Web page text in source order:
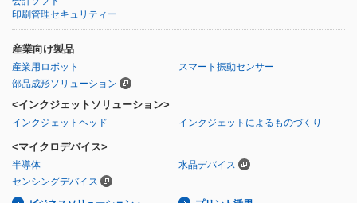
印刷管理セキュリティー
産業向け製品
産業用ロボット
スマート振動センサー
部品成形ソリューション
<インクジェットソリューション>
インクジェットヘッド インクジェットによるものづくり
<マイクロデバイス>
半導体
水晶デバイス
センシングデバイス